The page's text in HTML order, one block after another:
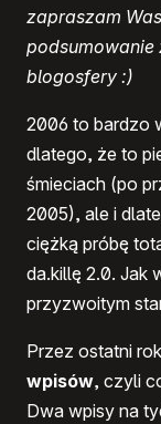
zapraszam
podsumowanie
blogosfery :)
2006 to bardzo
dlatego, że to
śmieciach (po
2005), ale i
ciężką próbę
da.killę 2.0. Jak
przyzwoitym
Przez ostatni
wpisów, czyli
Dwa wpisy na